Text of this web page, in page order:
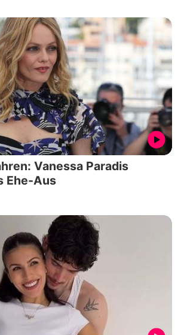
Vanessa Paradis
Ehe-Aus